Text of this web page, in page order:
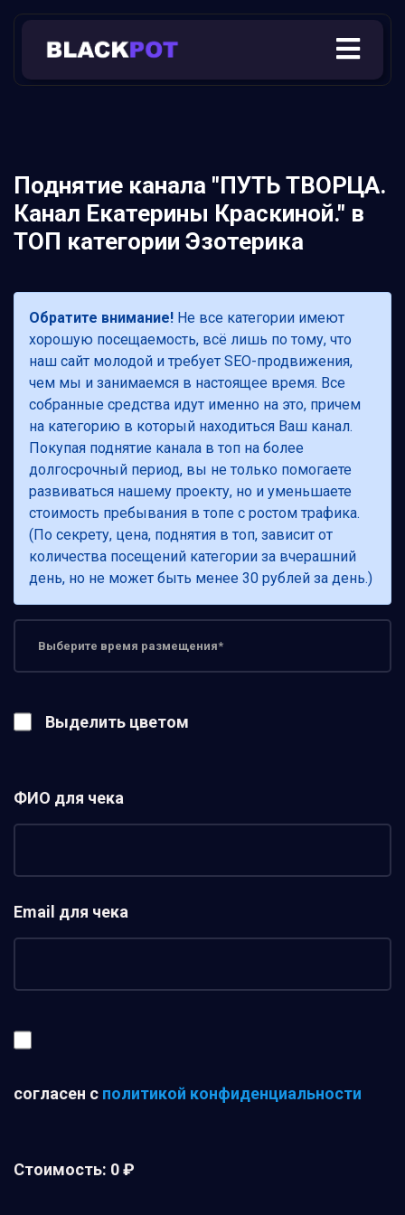
Поднятие канала "ПУТЬ ТВОРЦА.
Канал Екатерины Краскиной." в
ТОП категории Эзотерика
Обратите внимание! Не все категории имеют
хорошую посещаемость, всё лишь по тому, что
наш сайт молодой и требует SEO-продвижения,
чем мы и занимаемся в настоящее время. Все
собранные средства идут именно на это, причем
на категорию в который находиться Ваш канал.
Покупая поднятие канала в топ на более
долгосрочный период, вы не только помогаете
развиваться нашему проекту, но и уменьшаете
стоимость пребывания в топе с ростом трафика.
(По секрету, цена, поднятия в топ, зависит от
количества посещений категории за вчерашний
день, но не может быть менее 30 рублей за день.)
Выделить цветом
ФИО для чека
Email для чека
согласен с политикой конфиденциальности
Стоимость: 0 ₽